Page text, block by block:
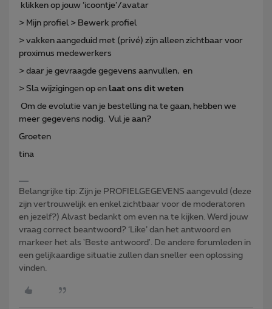
klikken op jouw ‘icoontje’/avatar
> Mijn profiel > Bewerk profiel
> vakken aangeduid met (privé) zijn alleen zichtbaar voor
proximus medewerkers
> daar je gevraagde gegevens aanvullen, en
> Sla wijzigingen op en laat ons dit weten
Om de evolutie van je bestelling na te gaan, hebben we
meer gegevens nodig. Vul je aan?
Groeten
tina
Belangrijke tip: Zijn je PROFIELGEGEVENS aangevuld (deze
zijn vertrouwelijk en enkel zichtbaar voor de moderatoren
en jezelf?) Alvast bedankt om even na te kijken. Werd jouw
vraag correct beantwoord? ‘Like’ dan het antwoord en
markeer het als 'Beste antwoord'. De andere forumleden in
een gelijkaardige situatie zullen dan sneller een oplossing
vinden.